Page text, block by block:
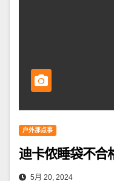
户外那点事
迪卡侬睡袋不合
5月 20, 2024